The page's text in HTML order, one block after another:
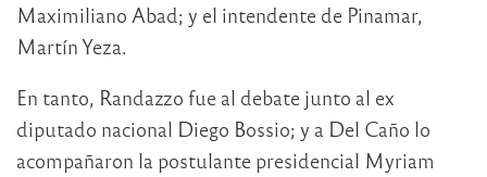
Maximiliano Abad; y el intendente de Pinamar,
Martín Yeza.
En tanto, Randazzo fue al debate junto al ex
diputado nacional Diego Bossio; y a Del Caño lo
acompañaron la postulante presidencial Myriam